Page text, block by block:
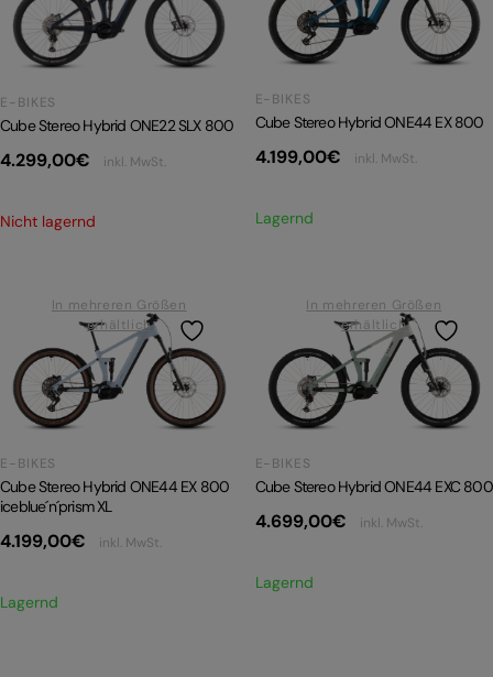
Alle entdecken
E-BIKE TOUR
PRODUKTRÜCKRUFE
E-BIKES
Cube Stereo Hybrid ONE22 SLX 800
4.299,00€ inkl. MwSt.
Nicht lagernd
E-BIKES
Cube Stereo Hybrid ONE44 EX 800
4.199,00€ inkl. MwSt.
Lagernd
In mehreren Größen
erhältlich
E-BIKES
Cube Stereo Hybrid ONE44 EX 800
iceblue´n´prism XL
4.199,00€ inkl. MwSt.
Lagernd
In mehreren Größen
erhältlich
E-BIKES
Cube Stereo Hybrid ONE44 EXC 800
4.699,00€ inkl. MwSt.
Lagernd